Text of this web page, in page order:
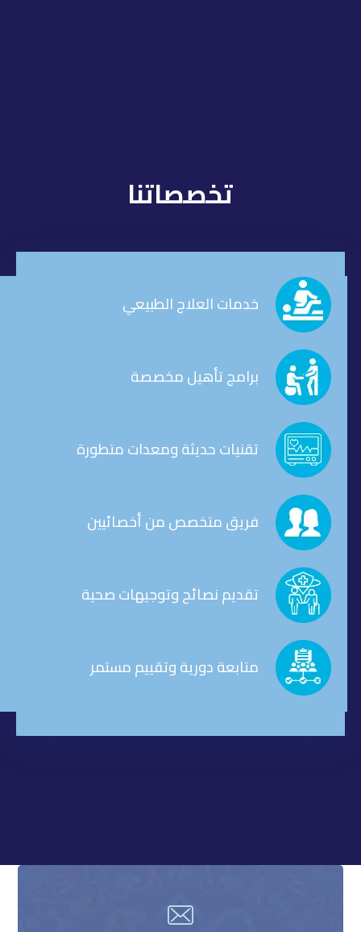
تخصصاتنا
خدمات العلاج الطبيعي
برامج تأهيل مخصصة
تقنيات حديثة ومعدات متطورة
فريق متخصص من أخصائيين
تقديم نصائح وتوجيهات صحية
متابعة دورية وتقييم مستمر